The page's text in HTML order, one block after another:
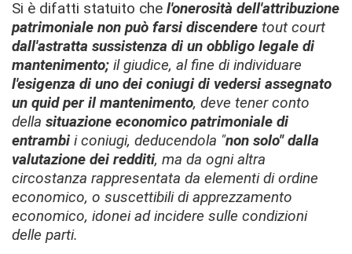
Si è difatti statuito che l'onerosità dell'attribuzione
patrimoniale non può farsi discendere tout court
dall'astratta sussistenza di un obbligo legale di
mantenimento; il giudice, al fine di individuare
l'esigenza di uno dei coniugi di vedersi assegnato
un quid per il mantenimento, deve tener conto
della situazione economico patrimoniale di
entrambi i coniugi, deducendola "non solo" dalla
valutazione dei redditi, ma da ogni altra
circostanza rappresentata da elementi di ordine
economico, o suscettibili di apprezzamento
economico, idonei ad incidere sulle condizioni
delle parti.